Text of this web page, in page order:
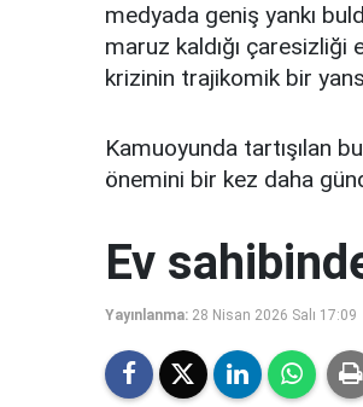
medyada geniş yankı
maruz kaldığı çaresizliği
krizinin trajikomik bir
Kamuoyunda tartışılan
önemini bir kez daha
Ev
Yayınlanma: 28 Nisan 2026 Salı 17:09